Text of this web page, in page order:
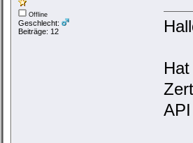
Offline
Geschlecht:
Beiträge: 12